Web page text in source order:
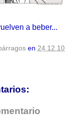
a beber...
en 24.12.10